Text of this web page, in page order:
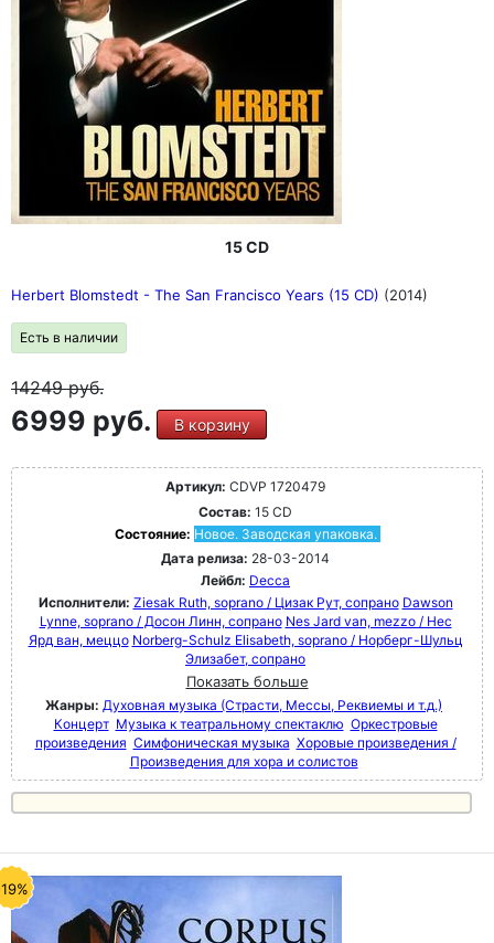
15 CD
Herbert Blomstedt - The San Francisco Years (15 CD) (2014)
Есть в наличии
14249руб.
6999 руб. В корзину
Артикул: CDVP 1720479
Состав: 15 CD
Состояние: Новое. Заводская упаковка.
Дата релиза: 28-03-2014
Лейбл: Decca
Исполнители: Ziesak Ruth, soprano / Цизак Рут, сопрано Dawson
Lynne, soprano / Досон Линн, сопрано Nes Jard van, mezzo / Нес
Ярд ван, меццо Norberg-Schulz Elisabeth, soprano / Норберг-Шульц
Элизабет, сопрано
Показать больше
Жанры: Духовная музыка (Страсти, Мессы, Реквиемы и т.д.)
Концерт Музыка к театральному спектаклю Оркестровые
произведения Симфоническая музыка Хоровые произведения /
Произведения для хора и солистов